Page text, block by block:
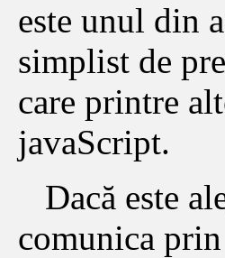
este unul din
simplist de
care printre
javaScript.
Dacă este
comunica